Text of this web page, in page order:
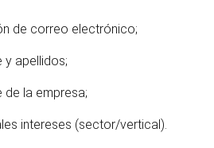
correo electrónico;
apellidos;
la empresa;
intereses (sector/vertical).